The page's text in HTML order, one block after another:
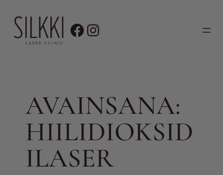
sisältöön
AVAINSANA:
HIILIDIOKSID
ILASER